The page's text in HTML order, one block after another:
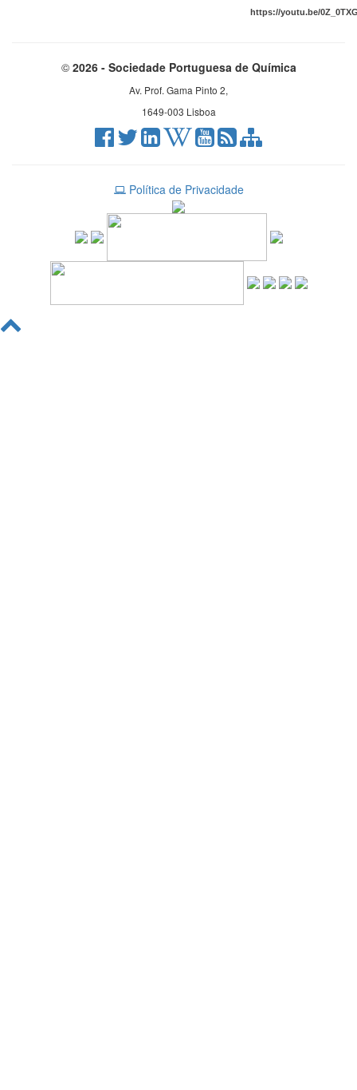
https://youtu.be/
© 2026 - Sociedade Portuguesa de Química
Av. Prof. Gama Pinto 2,
1649-003 Lisboa
Política de Privacidade